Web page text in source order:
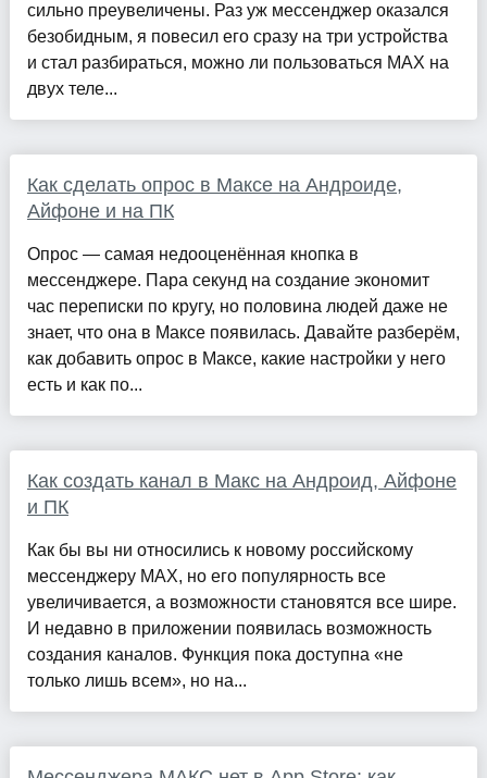
сильно преувеличены. Раз уж мессенджер оказался
безобидным, я повесил его сразу на три устройства
и стал разбираться, можно ли пользоваться MAX на
двух теле...
Как сделать опрос в Максе на Андроиде,
Айфоне и на ПК
Опрос — самая недооценённая кнопка в
мессенджере. Пара секунд на создание экономит
час переписки по кругу, но половина людей даже не
знает, что она в Максе появилась. Давайте разберём,
как добавить опрос в Максе, какие настройки у него
есть и как по...
Как создать канал в Макс на Андроид, Айфоне
и ПК
Как бы вы ни относились к новому российскому
мессенджеру MAX, но его популярность все
увеличивается, а возможности становятся все шире.
И недавно в приложении появилась возможность
создания каналов. Функция пока доступна «не
только лишь всем», но на...